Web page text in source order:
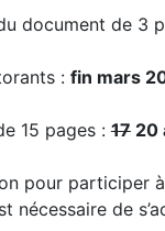
document de 3
: fin mars
15 pages :1720
pour participer
nécessaire de